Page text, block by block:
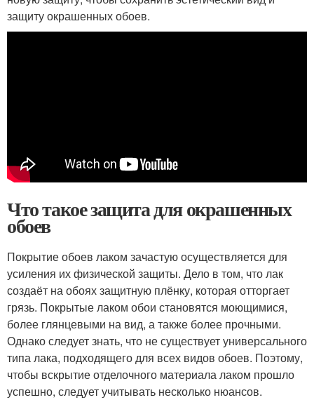
защиту окрашенных обоев.
Что такое защита для окрашенных
обоев
Покрытие обоев лаком зачастую осуществляется для
усиления их физической защиты. Дело в том, что лак
создаёт на обоях защитную плёнку, которая отторгает
грязь. Покрытые лаком обои становятся моющимися,
более глянцевыми на вид, а также более прочными.
Однако следует знать, что не существует универсального
типа лака, подходящего для всех видов обоев. Поэтому,
чтобы вскрытие отделочного материала лаком прошло
успешно, следует учитывать несколько нюансов.